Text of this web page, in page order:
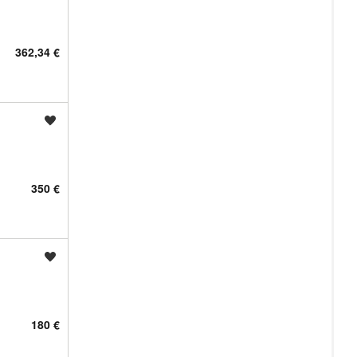
362,34 €
350 €
180 €